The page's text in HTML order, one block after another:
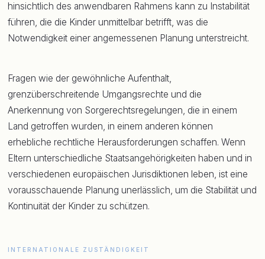
hinsichtlich des anwendbaren Rahmens kann zu Instabilität
führen, die die Kinder unmittelbar betrifft, was die
Notwendigkeit einer angemessenen Planung unterstreicht.
Fragen wie der gewöhnliche Aufenthalt,
grenzüberschreitende Umgangsrechte und die
Anerkennung von Sorgerechtsregelungen, die in einem
Land getroffen wurden, in einem anderen können
erhebliche rechtliche Herausforderungen schaffen. Wenn
Eltern unterschiedliche Staatsangehörigkeiten haben und in
verschiedenen europäischen Jurisdiktionen leben, ist eine
vorausschauende Planung unerlässlich, um die Stabilität und
Kontinuität der Kinder zu schützen.
INTERNATIONALE ZUSTÄNDIGKEIT